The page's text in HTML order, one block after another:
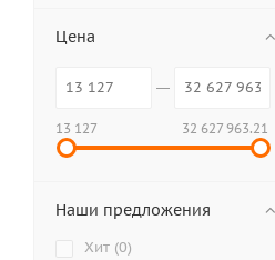
Цена
13 127 32 627 963.21
Наши предложения
Хит (0)